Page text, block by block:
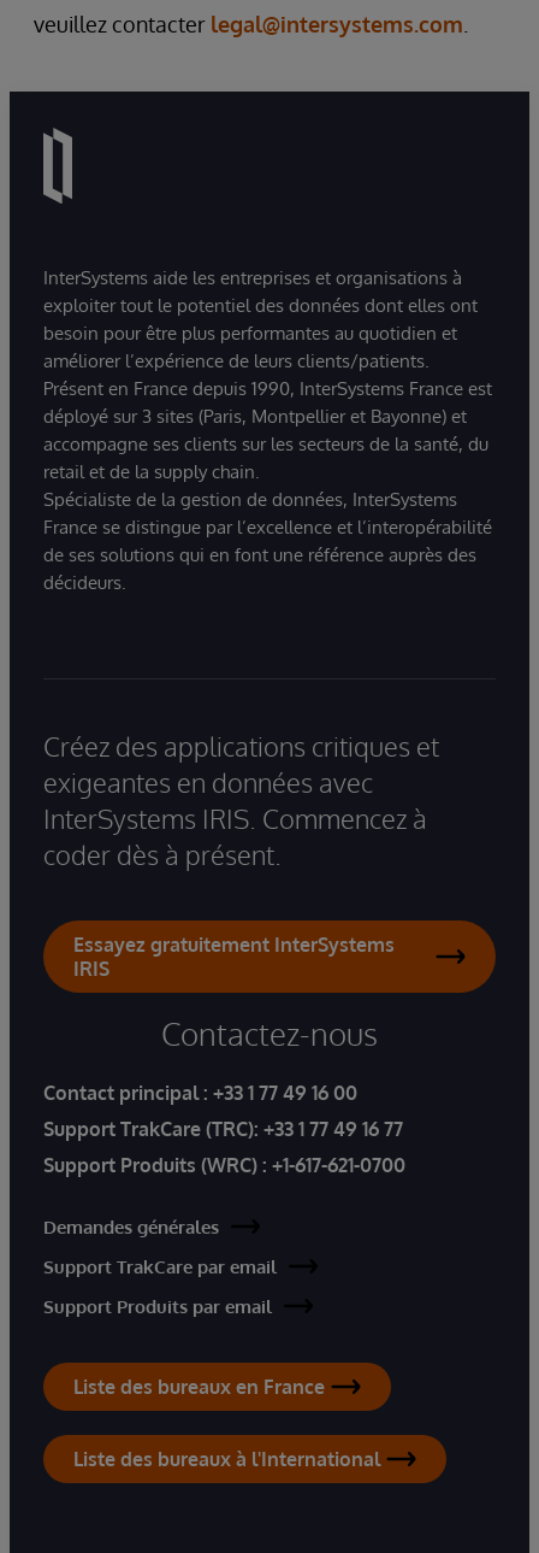
veuillez contacter legal@intersystems.com
InterSystems aide les entreprises et organisations à
exploiter tout le potentiel des données dont elles ont
besoin pour être plus performantes au quotidien et
améliorer l’expérience de leurs clients/patients.
Présent en France depuis 1990, InterSystems France est
déployé sur 3 sites (Paris, Montpellier et Bayonne) et
accompagne ses clients sur les secteurs de la santé, du
retail et de la supply chain.
Spécialiste de la gestion de données, InterSystems
France se distingue par l’excellence et l’interopérabilité
de ses solutions qui en font une référence auprès des
décideurs.
Créez des applications critiques et
exigeantes en données avec
InterSystems IRIS. Commencez à
coder dès à présent.
Essayez gratuitement InterSystems
IRIS
Contactez-nous
Contact principal : +33 1 77 49 16 00
Support TrakCare (TRC): +33 1 77 49 16 77
Support Produits (WRC) : +1-617-621-0700
Demandes générales
Support TrakCare par email
Support Produits par email
Liste des bureaux en France
Liste des bureaux à l'International